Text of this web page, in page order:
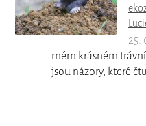
25.
mém krásném
jsou názory, které